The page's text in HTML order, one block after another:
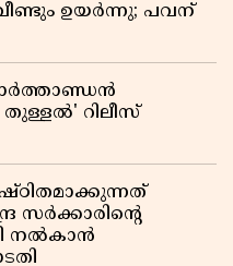
ഉയർന്നു; പവന്
തുള്ളൽ' റിലീസ്
സർക്കാരിൻ്റെ
നൽകാൻ